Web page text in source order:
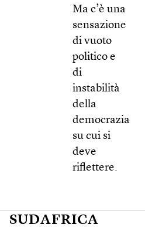
Ma c’è una
sensazione
di vuoto
politico e
di
instabilità
della
democrazia
su cui si
deve
riflettere.
SUDAFRICA